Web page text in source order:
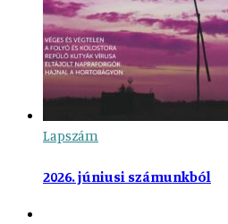
Lapszám
2026. júniusi számunkból